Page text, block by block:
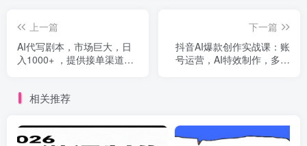
上一篇
AI代写剧本，市场巨大，日
入1000+ ，提供接单渠道，
下一篇
抖音AI爆款创作实战课：账
号运营，AI特效制作，多赛
相关推荐